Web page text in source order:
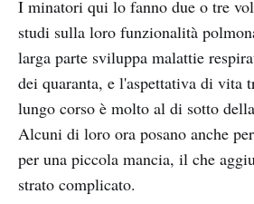
I minatori qui lo fanno due o tre
studi sulla loro funzionalità
larga parte sviluppa malattie
dei quaranta, e l'aspettativa di vita
lungo corso è molto al di sotto
Alcuni di loro ora posano anche
per una piccola mancia, il che
strato complicato.